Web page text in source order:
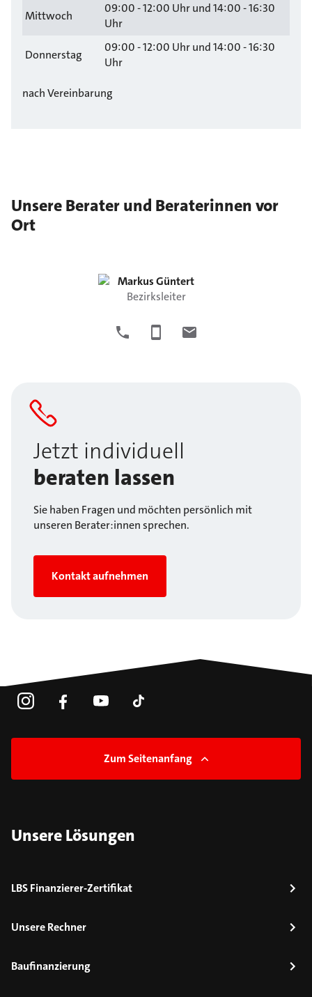
Mittwoch
09:00 - 12:00 Uhr und 14:00 - 16:30
Uhr
Donnerstag
09:00 - 12:00 Uhr und 14:00 - 16:30
Uhr
nach Vereinbarung
Unsere Berater und Beraterinnen vor
Ort
MarkusGüntert
Bezirksleiter
Jetzt individuell
beraten lassen
Sie haben Fragen und möchten persönlich mit
unseren Berater:innen sprechen.
Kontakt aufnehmen
Zum Seitenanfang
Unsere Lösungen
LBS Finanzierer-Zertifikat
Unsere Rechner
Baufinanzierung